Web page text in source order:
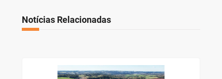
Notícias Relacionadas